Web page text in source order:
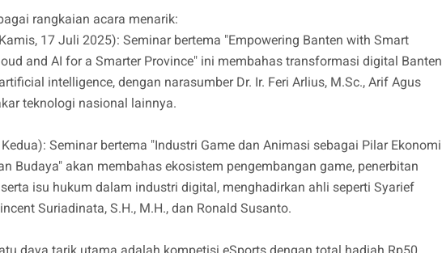
rangkaian acara menarik:
17 Juli 2025): Seminar bertema "Empowering Banten with Smart
and AI for a Smarter Province" ini membahas transformasi digital Banten
intelligence, dengan narasumber Dr. Ir. Feri Arlius, M.Sc., Arif Agus
teknologi nasional lainnya.
Kedua): Seminar bertema "Industri Game dan Animasi sebagai Pilar Ekonomi
Budaya" akan membahas ekosistem pengembangan game, penerbitan
isu hukum dalam industri digital, menghadirkan ahli seperti Syarief
Suriadinata, S.H., M.H., dan Ronald Susanto.